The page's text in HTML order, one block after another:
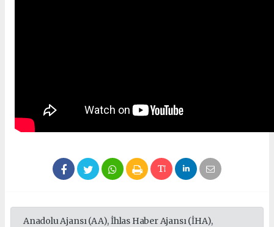
Anadolu Ajansı (AA), İhlas Haber Ajansı (İHA),